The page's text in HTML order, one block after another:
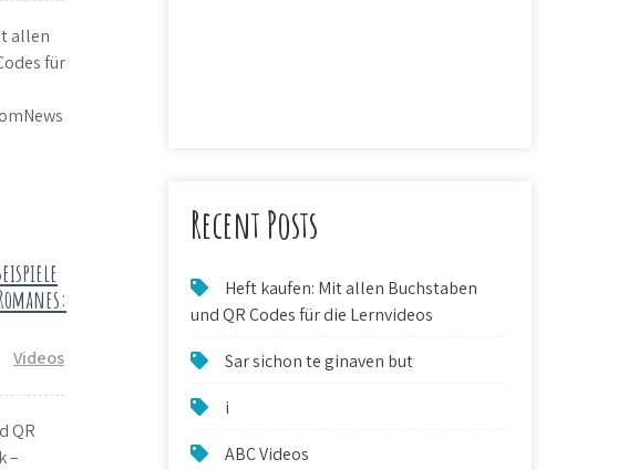
allen
für
Videos
QR
–
Recent Posts
Heft kaufen: Mit allen Buchstaben
und QR Codes für die Lernvideos
Sar sichon te ginaven but
i
ABC Videos